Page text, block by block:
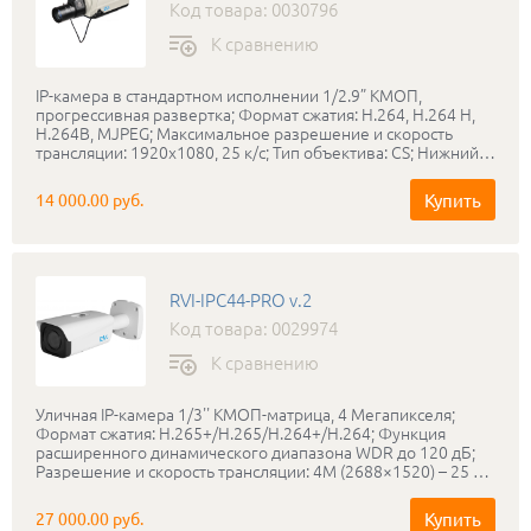
Код товара: 0030796
К сравнению
IP-камера в стандартном исполнении 1/2.9” КМОП,
прогрессивная развертка; Формат сжатия: H.264, H.264 H,
H.264B, MJPEG; Максимальное разрешение и скорость
трансляции: 1920х1080, 25 к/с; Тип объектива: CS; Нижний
Режим «день-ночь»: Механический ИК-фильтр; Аудио: 1/1;
Тревожные вх/вых: 1/1; «Коридорный режим», Defog, ROI;
14 000.00 руб. Купить
RVI-IPC44-PRO v.2
Код товара: 0029974
К сравнению
Уличная IP-камера 1/3'' КМОП-матрица, 4 Мегапикселя;
Формат сжатия: H.265+/H.265/H.264+/H.264; Функция
расширенного динамического диапазона WDR до 120 дБ;
Разрешение и скорость трансляции: 4M (2688×1520) – 25 к/
режим; Видеопотоки с независимыми настройками: 3;
27 000.00 руб. Купить